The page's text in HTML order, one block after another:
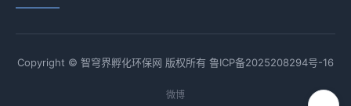
Copyright © 智穹界孵化环保网 版权所有 鲁ICP备2025208294号-16
微博